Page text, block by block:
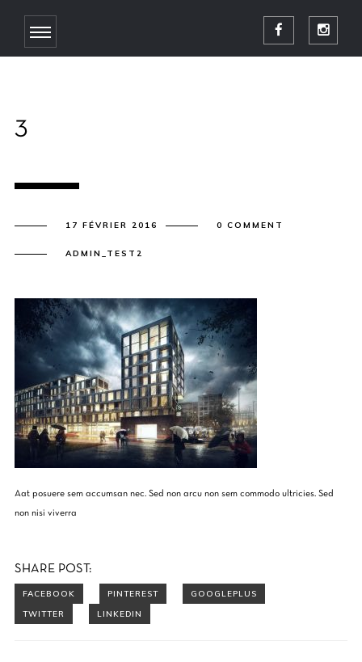
3
17 FÉVRIER 2016 0 COMMENT
ADMIN_TEST2
Aat posuere sem accumsan nec. Sed non arcu non sem commodo ultricies. Sed
non nisi viverra
SHARE POST: